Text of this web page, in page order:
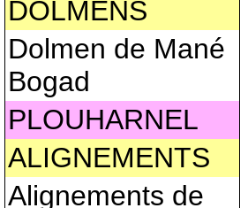
DOLMENS
Dolmen de Mané
Bogad
PLOUHARNEL
ALIGNEMENTS
Alignements de